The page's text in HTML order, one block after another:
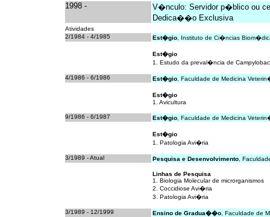
1998 -
V�nculo: Servidor p�blico ou
Dedica��o Exclusiva
Atividades
2/1984 - 4/1985
Est�gio , Instituto de Ci�ncias
Est�gio
1. Estudo da preval�ncia de
4/1986 - 6/1986 Est�gio , Faculdade de Medicina
Est�gio
1. Avicultura
9/1986 - 6/1987 Est�gio , Faculdade de Medicina
Est�gio
1. Patologia Avi�ria
3/1989 - Atual Pesquisa e Desenvolvimento ,
Linhas de Pesquisa
1. Biologia Molecular de microrganismos
2. Coccidiose Avi�ria
3. Patologia Avi�ria
3/1989 - 12/1999 Ensino de Gradua��o , Faculdade de